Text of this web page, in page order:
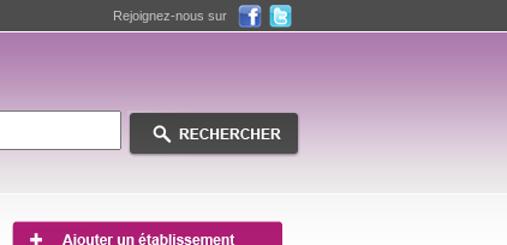
Rejoignez-nous sur